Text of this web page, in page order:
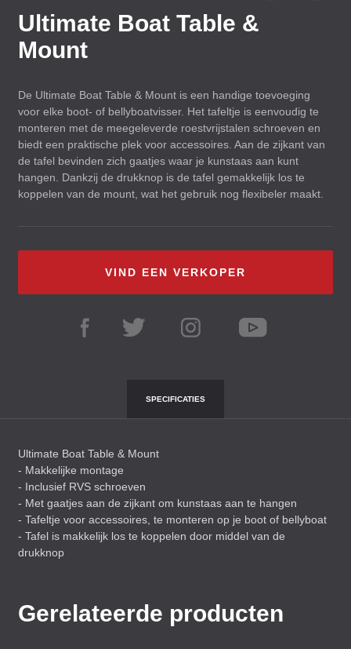
Ultimate Boat Table &
Mount
De Ultimate Boat Table & Mount is een handige toevoeging
voor elke boot- of bellyboatvisser. Het tafeltje is eenvoudig te
monteren met de meegeleverde roestvrijstalen schroeven en
biedt een praktische plek voor accessoires. Aan de zijkant van
de tafel bevinden zich gaatjes waar je kunstaas aan kunt
hangen. Dankzij de drukknop is de tafel gemakkelijk los te
koppelen van de mount, wat het gebruik nog flexibeler maakt.
VIND EEN VERKOPER
SPECIFICATIES
Ultimate Boat Table & Mount
- Makkelijke montage
- Inclusief RVS schroeven
- Met gaatjes aan de zijkant om kunstaas aan te hangen
- Tafeltje voor accessoires, te monteren op je boot of bellyboat
- Tafel is makkelijk los te koppelen door middel van de
drukknop
Gerelateerde producten